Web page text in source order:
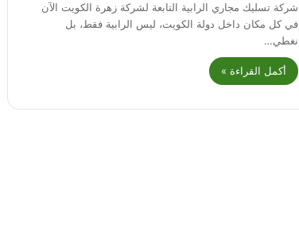
شركة تسليك مجاري الرابية التابعة لشركة زهرة الكويت الآن
في كل مكان داخل دولة الكويت، ليس الرابية فقط، بل
نغطي…
أكمل القراءة »